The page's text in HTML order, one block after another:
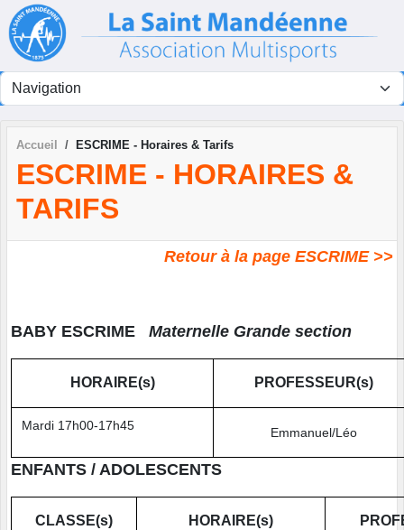
Accueil ESCRIME - Horaires & Tarifs
ESCRIME - HORAIRES &
TARIFS
Retour à la page ESCRIME >>
BABY ESCRIME Maternelle Grande section
HORAIRE(s) PROFESSEUR(s)
Mardi 17h00-17h45 Emmanuel/Léo
ENFANTS / ADOLESCENTS
CLASSE(s) HORAIRE(s)
Panneau de gestion des cookies